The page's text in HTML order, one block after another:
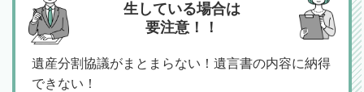
生している場合は
要注意！！
遺産分割協議がまとまらない！遺言書の内容に納得
できない！